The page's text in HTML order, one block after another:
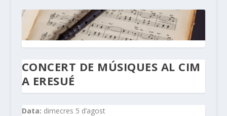
CONCERT DE MÚSIQUES AL CIM
A ERESUÉ
Data: dimecres 5 d’agost